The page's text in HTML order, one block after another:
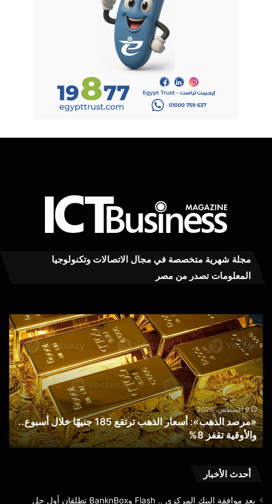
مجلة شهرية متخصصة في مجال الاتصالات وتكنولوجيا
المعلومات تصدر من مصر
«مرصد
الذهب»:
أسعار
الذهب
185
جنيهًا
خلال
أسبوع..
والأوقية
تقفز
9 أغسطس، 2026
«مرصد الذهب»: أسعار الذهب ترتفع 185 جنيهًا خلال أسبوع..
والأوقية تقفز 8%
5
بدء
أحدث الأخبار
بعد موافقة البنك المركزي .. Flash وBanknBox تطلقان أول حل